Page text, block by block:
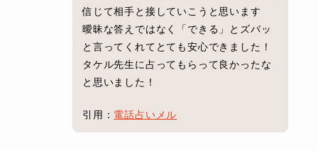
信じて相手と接していこうと思います
曖昧な答えではなく「できる」とズバッ
と言ってくれてとても安心できました！
タケル先生に占ってもらって良かったな
と思いました！
引用： 電話占いメル